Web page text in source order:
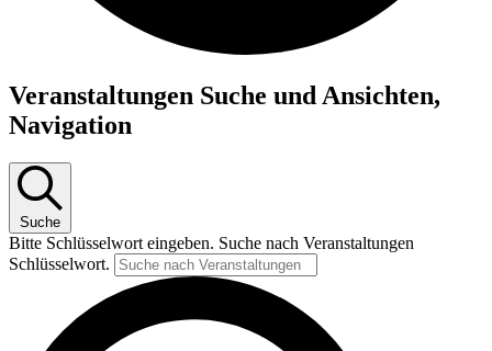
Veranstaltungen
für
Mai
2026
Veranstaltungen Suche und Ansichten,
Navigation
Suche
Bitte Schlüsselwort eingeben. Suche nach Veranstaltungen
Schlüsselwort.